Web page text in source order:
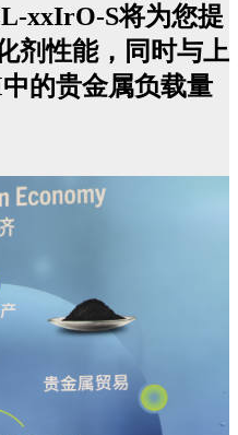
xxIrO-S将为您提
剂性能，同时与上
的贵金属负载量